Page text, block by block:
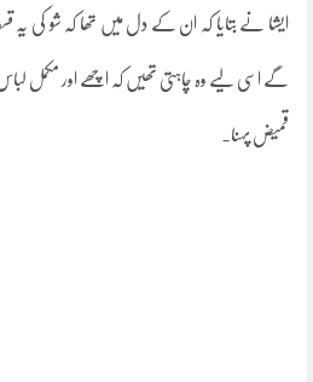
ایشا نے بتایا کہ ان کے دل میں تھا کہ شو کی یہ
گے اسی لیے وہ چاہتی تھیں کہ اچھے اور مکمل
قمیض پہنا۔